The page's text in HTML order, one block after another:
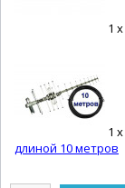
1 x
1 x
длиной 10 метров